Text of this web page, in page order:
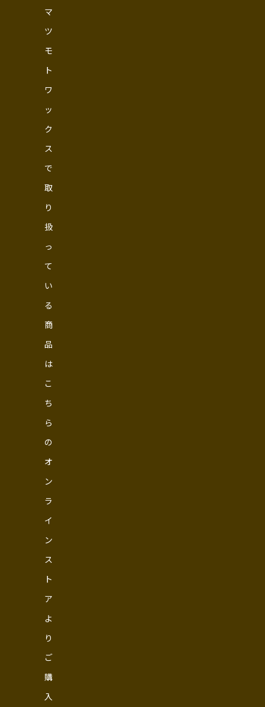
マ
ツ
モ
ト
ワ
ッ
ク
ス
で
取
り
扱
っ
て
い
る
商
品
は
こ
ち
ら
の
オ
ン
ラ
イ
ン
ス
ト
ア
よ
り
ご
購
入